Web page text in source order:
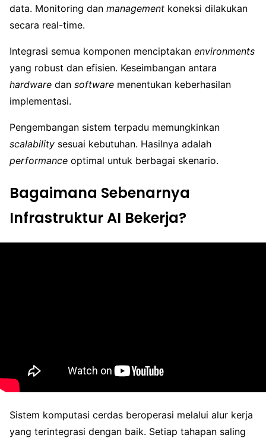
data. Monitoring dan management koneksi dilakukan
secara real-time.
Integrasi semua komponen menciptakan environments
yang robust dan efisien. Keseimbangan antara
hardware dan software menentukan keberhasilan
implementasi.
Pengembangan sistem terpadu memungkinkan
scalability sesuai kebutuhan. Hasilnya adalah
performance optimal untuk berbagai skenario.
Bagaimana Sebenarnya
Infrastruktur AI Bekerja?
Sistem komputasi cerdas beroperasi melalui alur kerja
yang terintegrasi dengan baik. Setiap tahapan saling